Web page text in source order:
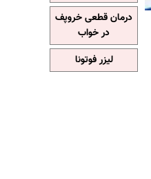
درمان قطعی خروپف
در خواب
لیزر فوتونا